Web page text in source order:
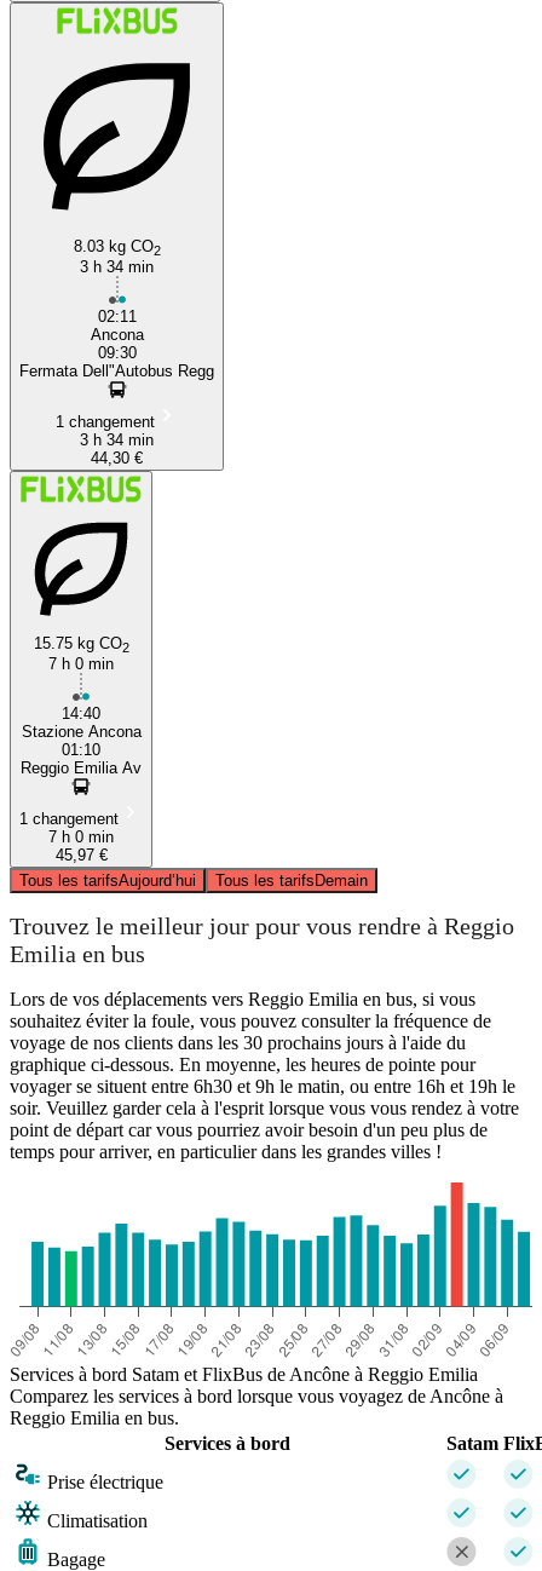
8.03 kg CO2
3 h 34 min
02:11
Ancona
09:30
Fermata Dell"Autobus Regg
1 changement
3 h 34 min
44,30 €
15.75 kg CO2
7 h 0 min
14:40
Stazione Ancona
01:10
Reggio Emilia Av
1 changement
7 h 0 min
45,97 €
Tous les tarifsAujourd’hui Tous les tarifsDemain
Trouvez le meilleur jour pour vous rendre à Reggio
Emilia en bus
Lors de vos déplacements vers Reggio Emilia en bus, si vous
souhaitez éviter la foule, vous pouvez consulter la fréquence de
voyage de nos clients dans les 30 prochains jours à l'aide du
graphique ci-dessous. En moyenne, les heures de pointe pour
voyager se situent entre 6h30 et 9h le matin, ou entre 16h et 19h le
soir. Veuillez garder cela à l'esprit lorsque vous vous rendez à votre
point de départ car vous pourriez avoir besoin d'un peu plus de
temps pour arriver, en particulier dans les grandes villes !
Services à bord Satam et FlixBus de Ancône à Reggio Emilia
Comparez les services à bord lorsque vous voyagez de Ancône à
Reggio Emilia en bus.
Services à bord
Satam
Prise électrique
Climatisation
Bagage